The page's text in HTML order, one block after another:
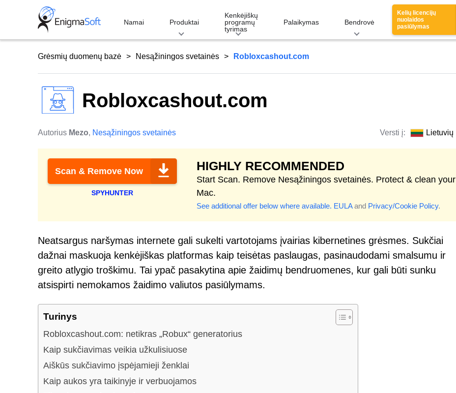
Namai Produktai
Kenkėjiškų
programų
tyrimas
Palaikymas Bendrovė
Kelių licencijų
nuolaidos
pasiūlymas
Grėsmių duomenų bazė Nesąžiningos svetainės Robloxcashout.com
Robloxcashout.com
Autorius Mezo, Nesąžiningos svetainės Versti į: Lietuvių
Scan & Remove Now
SPYHUNTER
HIGHLY RECOMMENDED
Start Scan. Remove Nesąžiningos svetainės. Protect & clean your
Mac.
See additional offer below where available. EULAand Privacy/Cookie Policy.
Neatsargus naršymas internete gali sukelti vartotojams įvairias kibernetines grėsmes. Sukčiai
dažnai maskuoja kenkėjiškas platformas kaip teisėtas paslaugas, pasinaudodami smalsumu ir
greito atlygio troškimu. Tai ypač pasakytina apie žaidimų bendruomenes, kur gali būti sunku
atsispirti nemokamos žaidimo valiutos pasiūlymams.
Turinys
Robloxcashout.com: netikras „Robux“ generatorius
Kaip sukčiavimas veikia užkulisiuose
Aiškūs sukčiavimo įspėjamieji ženklai
Kaip aukos yra taikinyje ir verbuojamos